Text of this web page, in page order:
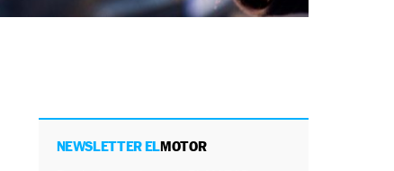
NEWSLETTER ELMOTOR